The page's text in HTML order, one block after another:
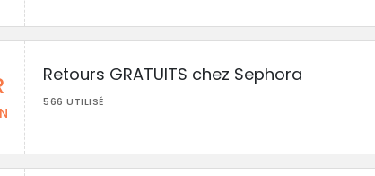
Retours GRATUITS chez Sephora
566 UTILISÉ